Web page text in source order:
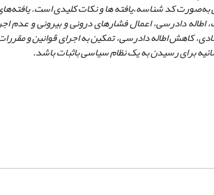
بهصورت کد شناسه،یافته ها و نکات کلیدی است.
دادرسی، اعمال فشارهای درونی و بیرونی و عدم
کاهش اطاله دادرسی، تمکین به اجرای قوانین و
برای رسیدن به یک نظام سیاسی باثباتباشد.